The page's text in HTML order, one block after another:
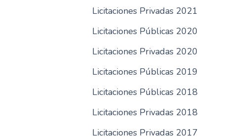
Licitaciones Privadas 2021
Licitaciones Públicas 2020
Licitaciones Privadas 2020
Licitaciones Públicas 2019
Licitaciones Públicas 2018
Licitaciones Privadas 2018
Licitaciones Privadas 2017